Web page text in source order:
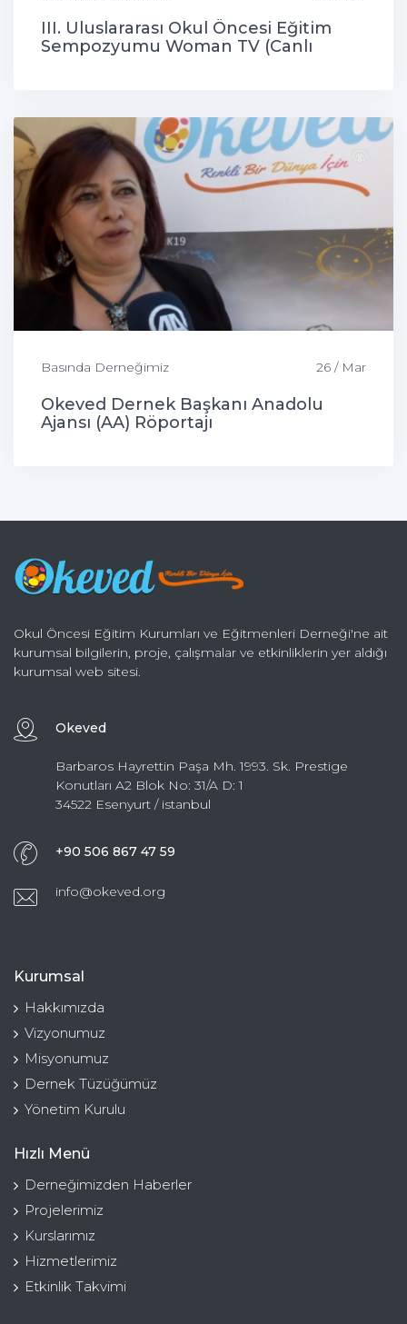
III. Uluslararası Okul Öncesi Eğitim
Sempozyumu Woman TV (Canlı
Basında Derneğimiz 26 / Mar
Okeved Dernek Başkanı Anadolu
Ajansı (AA) Röportajı
Okul Öncesi Eğitim Kurumları ve Eğitmenleri Derneği'ne ait
kurumsal bilgilerin, proje, çalışmalar ve etkinliklerin yer aldığı
kurumsal web sitesi.
Okeved
Barbaros Hayrettin Paşa Mh. 1993. Sk. Prestige
Konutları A2 Blok No: 31/A D: 1
34522 Esenyurt / istanbul
+90 506 867 47 59
info@okeved.org
Kurumsal
Hakkımızda
Vizyonumuz
Misyonumuz
Dernek Tüzüğümüz
Yönetim Kurulu
Hızlı Menü
Derneğimizden Haberler
Projelerimiz
Kurslarımız
Hizmetlerimiz
Etkinlik Takvimi